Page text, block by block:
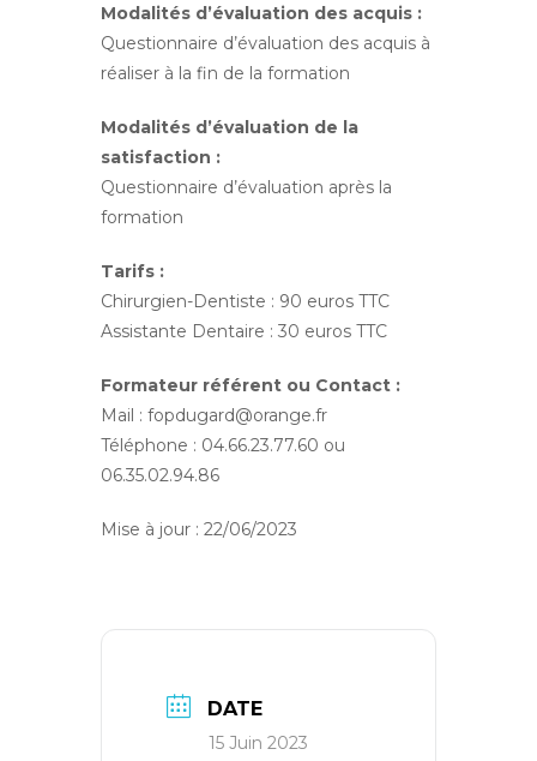
Modalités d’évaluation des acquis :
Questionnaire d’évaluation des acquis à
réaliser à la fin de la formation
Modalités d’évaluation de la
satisfaction :
Questionnaire d’évaluation après la
formation
Tarifs :
Chirurgien-Dentiste : 90 euros TTC
Assistante Dentaire : 30 euros TTC
Formateur référent ou Contact :
Mail : fopdugard@orange.fr
Téléphone : 04.66.23.77.60 ou
06.35.02.94.86
Mise à jour : 22/06/2023
DATE
15 Juin 2023